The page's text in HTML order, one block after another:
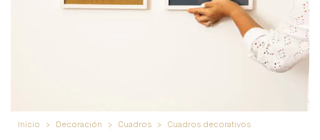
Inicio > Decoración > Cuadros > Cuadros decorativos